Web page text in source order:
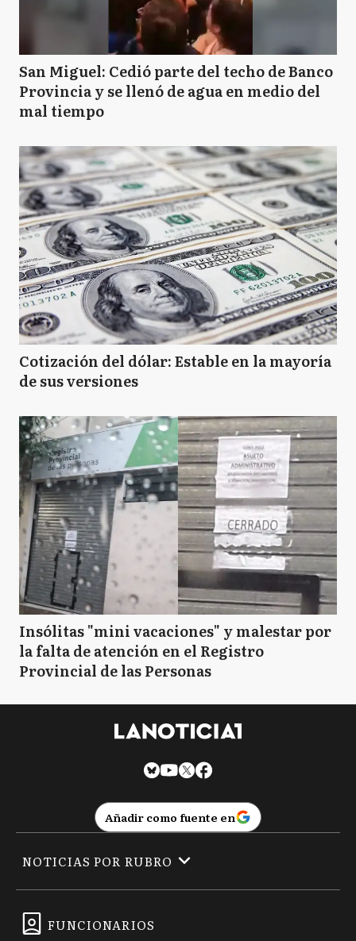
San Miguel: Cedió parte del techo de Banco
Provincia y se llenó de agua en medio del
mal tiempo
Cotización del dólar: Estable en la mayoría
de sus versiones
Insólitas "mini vacaciones" y malestar por
la falta de atención en el Registro
Provincial de las Personas
Añadir como fuente en
FUNCIONARIOS
NOTICIAS POR RUBRO